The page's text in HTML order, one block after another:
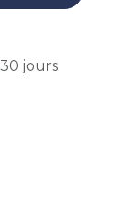
jours